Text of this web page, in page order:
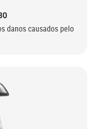
danos causados pelo